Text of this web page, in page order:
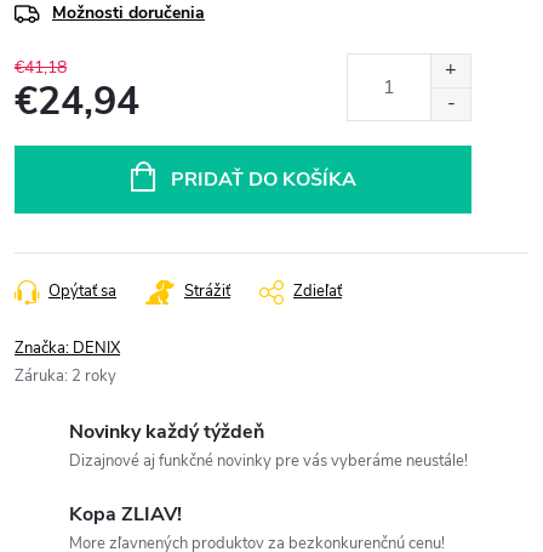
Možnosti doručenia
€41,18
€24,94
PRIDAŤ DO KOŠÍKA
Opýtať sa Strážiť Zdieľať
Značka: DENIX
Záruka: 2 roky
Novinky každý týždeň
Dizajnové aj funkčné novinky pre vás vyberáme neustále!
Kopa ZLIAV!
More zľavnených produktov za bezkonkurenčnú cenu!